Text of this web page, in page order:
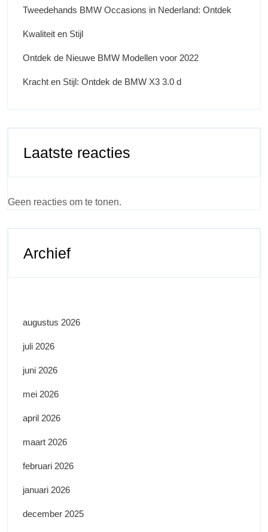
Tweedehands BMW Occasions in Nederland: Ontdek
Kwaliteit en Stijl
Ontdek de Nieuwe BMW Modellen voor 2022
Kracht en Stijl: Ontdek de BMW X3 3.0 d
Laatste reacties
Geen reacties om te tonen.
Archief
augustus 2026
juli 2026
juni 2026
mei 2026
april 2026
maart 2026
februari 2026
januari 2026
december 2025